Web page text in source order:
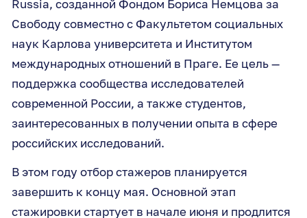
Russia, созданной Фондом Бориса Немцова за
Свободу совместно с Факультетом социальных
наук Карлова университета и Институтом
международных отношений в Праге. Ее цель —
поддержка сообщества исследователей
современной России, а также студентов,
заинтересованных в получении опыта в сфере
российских исследований.
В этом году отбор стажеров планируется
завершить к концу мая. Основной этап
стажировки стартует в начале июня и продлится